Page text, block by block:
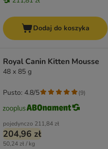
Dodaj do koszyka
Royal Canin Kitten Mousse
48 x 85 g
pojedynczo 211,84 zł
204,96 zł
50,24 zł / kg
Pusto: 4.8/5 (9)